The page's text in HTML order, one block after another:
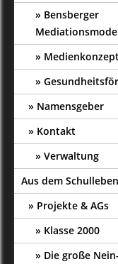
Bensberger
Namensgeber
Kontakt
Verwaltung
Aus dem Schulleben
Projekte & AGs
Klasse 2000
Die große